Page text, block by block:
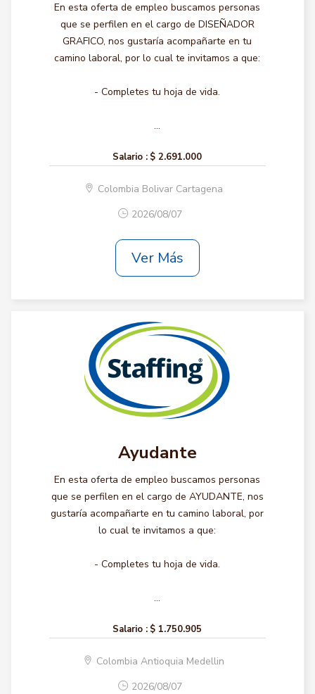
En esta oferta de empleo buscamos personas
que se perfilen en el cargo de DISEÑADOR
GRAFICO, nos gustaría acompañarte en tu
camino laboral, por lo cual te invitamos a que:
- Completes tu hoja de vida.
...
Salario : $ 2.691.000
Colombia Bolivar Cartagena
2026/08/07
Ver Más
Ayudante
En esta oferta de empleo buscamos personas
que se perfilen en el cargo de AYUDANTE, nos
gustaría acompañarte en tu camino laboral, por
lo cual te invitamos a que:
- Completes tu hoja de vida.
...
Salario : $ 1.750.905
Colombia Antioquia Medellin
2026/08/07